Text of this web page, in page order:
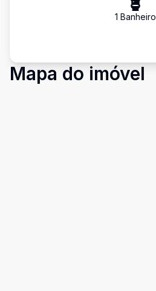
1 Banheiro
Mapa do imóvel